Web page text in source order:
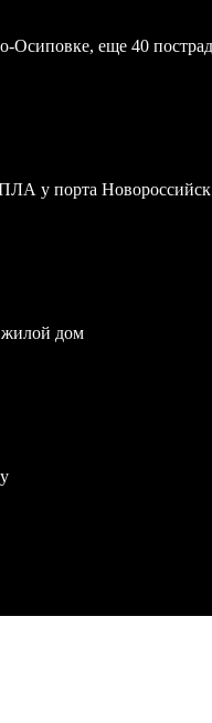
еще 40
у порта Новороссийск
жилой дом